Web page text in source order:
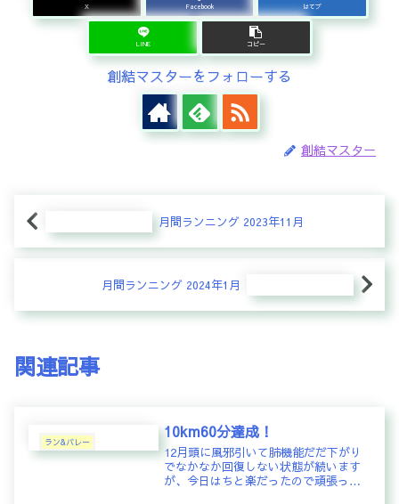
X Facebook はてブ
LINE コピー
創結マスターをフォローする
創結マスター
月間ランニング 2023年11月
月間ランニング 2024年1月
関連記事
ラン&バレー
10km60分達成！
12月頭に風邪引いて肺機能だだ下がり
でなかなか回復しない状態が続います
が、今日はちと楽だったので頑張って